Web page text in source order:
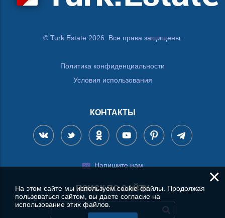
© Turk.Estate 2026. Все права защищены.
Политика конфиденциальности
Условия использования
КОНТАКТЫ
Напишите нам
ПОИСК ПО САЙТУ
×
На этом сайте мы используем cookie-файлы. Продолжая
пользоваться сайтом, вы даете согласие на
использование этих файлов.